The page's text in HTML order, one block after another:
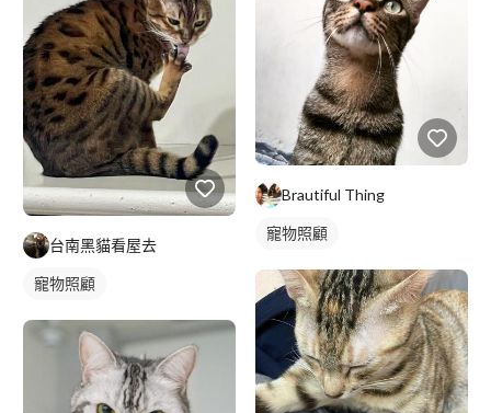
台南黑貓看屋去
寵物照顧
Brautiful Thing
寵物照顧